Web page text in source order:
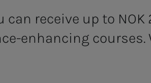
receive up to NOK
enhancing courses.